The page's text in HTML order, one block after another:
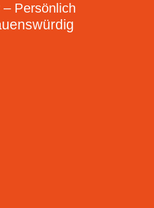
– Persönlich